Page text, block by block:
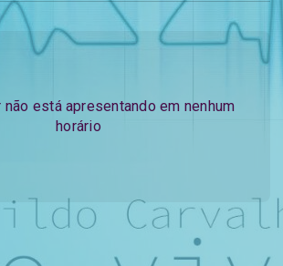
está apresentando em nenhum
horário